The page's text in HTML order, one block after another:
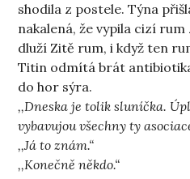
shodila z postele. Týna
nakalená, že vypila cizí
dluží Zitě rum, i když ten
Titin odmítá brát
do hor sýra.
,,Dneska je tolik sluníčka.
vybavujou všechny ty
,,Já to znám.“
,,Konečně někdo.“